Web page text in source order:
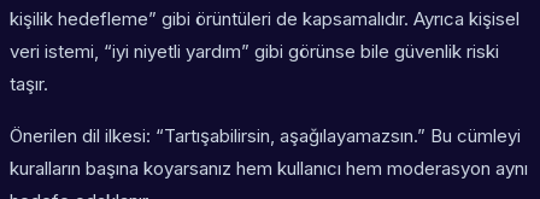
kişilik hedefleme” gibi örüntüleri de kapsamalıdır. Ayrıca kişisel
veri istemi, “iyi niyetli yardım” gibi görünse bile güvenlik riski
taşır.
Önerilen dil ilkesi: “Tartışabilirsin, aşağılayamazsın.” Bu cümleyi
kuralların başına koyarsanız hem kullanıcı hem moderasyon aynı